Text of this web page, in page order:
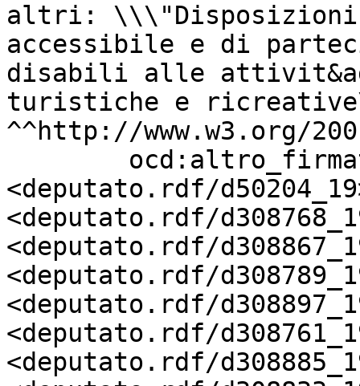
altri: \\\"Disposizioni
accessibile e di
disabili alle
turistiche e
^^http://www.w3.org/
<deputato.rdf/
<deputato.rdf/
<deputato.rdf/
<deputato.rdf/
<deputato.rdf/
<deputato.rdf/
<deputato.rdf/